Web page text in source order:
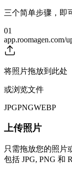
三个简单步骤，即
01
app.roomagen.com/
将照片拖放到此处
或浏览文件
JPGPNGWEBP
上传照片
只需拖放您的照片
包括 JPG, PNG 和